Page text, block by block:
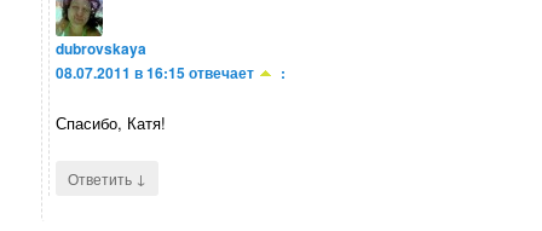
dubrovskaya
08.07.2011 в 16:15отвечает :
Спасибо, Катя!
Ответить ↓